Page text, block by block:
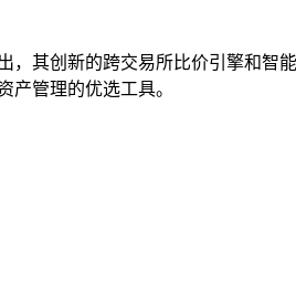
其创新的跨交易所比价引擎和
产管理的优选工具。